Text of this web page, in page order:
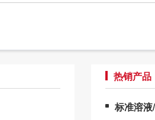
热销产品
标准溶